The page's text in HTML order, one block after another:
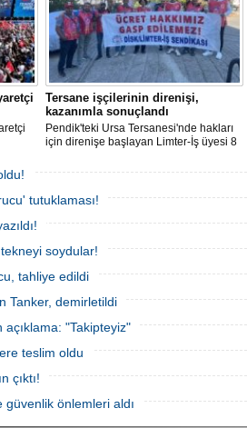
Tersane işçilerinin direnişi,
kazanımla sonuçlandı
Pendik'teki Ursa Tersanesi'nde hakları
için direnişe başlayan Limter-İş üyesi 8
arabulucu görüşmesinde tüm
Sendika, sözlerin tutulmaması halinde
tutuklaması!
soydular!
tahliye edildi
Tanker, demirletildi
açıklama: "Takipteyiz"
teslim oldu
çıktı!
güvenlik önlemleri aldı